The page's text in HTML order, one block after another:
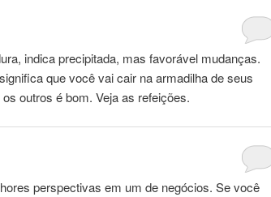
indica precipitada, mas favorável mudanças.
que você vai cair na armadilha de seus
outros é bom. Veja as refeições.
perspectivas em um de negócios. Se você